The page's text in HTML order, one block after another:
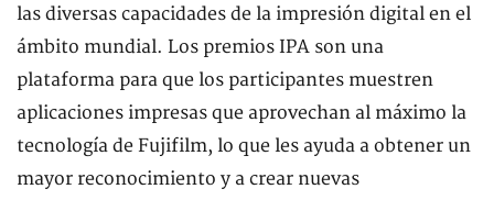
las diversas capacidades de la impresión digital en el
ámbito mundial. Los premios IPA son una
plataforma para que los participantes muestren
aplicaciones impresas que aprovechan al máximo la
tecnología de Fujifilm, lo que les ayuda a obtener un
mayor reconocimiento y a crear nuevas